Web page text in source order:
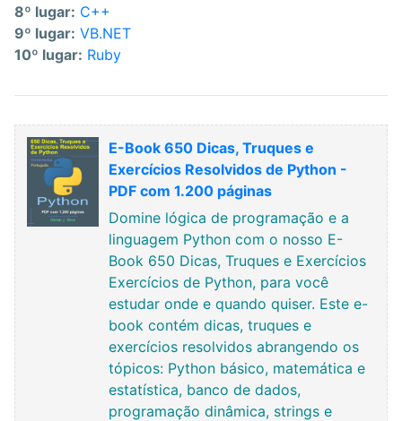
8º lugar: C++
9º lugar: VB.NET
10º lugar: Ruby
E-Book 650 Dicas, Truques e
Exercícios Resolvidos de Python -
PDF com 1.200 páginas
Domine lógica de programação e a
linguagem Python com o nosso E-
Book 650 Dicas, Truques e Exercícios
Exercícios de Python, para você
estudar onde e quando quiser. Este e-
book contém dicas, truques e
exercícios resolvidos abrangendo os
tópicos: Python básico, matemática e
estatística, banco de dados,
programação dinâmica, strings e